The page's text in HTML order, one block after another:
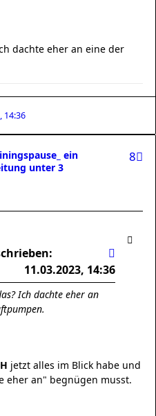
dachte eher an eine der
14:36
ein
unter 3
8
11.03.2023, 14:36
Ich dachte eher an
jetzt alles im Blick habe und
eher an" begnügen musst.